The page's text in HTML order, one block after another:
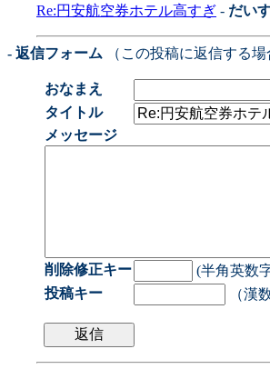
Re:円安航空券ホテル高すぎ - だい
- 返信フォーム （この投稿に返信する
おなまえ
タイトル
メッセージ
削除修正キー
(半角英数
投稿キー
（漢